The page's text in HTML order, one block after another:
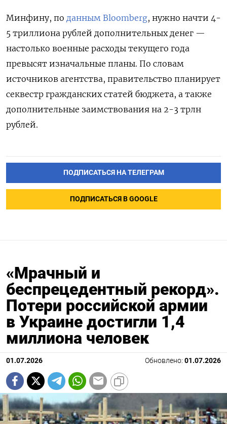
Минфину, по данным Bloomberg, нужно начти 4-
5 триллиона рублей дополнительных денег —
настолько военные расходы текущего года
превысят изначальные планы. По словам
источников агентства, правительство планирует
секвестр гражданских статей бюджета, а также
дополнительные заимствования на 2-3 трлн
рублей.
ПОДПИСАТЬСЯ НА ТЕЛЕГРАМ
ПОДПИСАТЬСЯ В GOOGLE
«Мрачный и
беспрецедентный рекорд».
Потери российской армии
в Украине достигли 1,4
миллиона человек
01.07.2026 Обновлено: 01.07.2026